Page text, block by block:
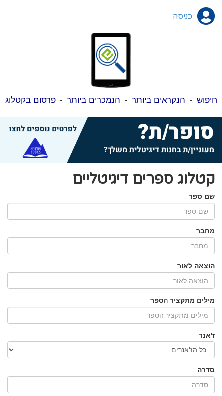
כניסה
חיפוש - הנקראים ביותר - הנמכרים ביותר -פרסום בקטלוג
קטלוג ספרים דיגיטליים
שם ספר
מחבר
הוצאה לאור
מילים מתקציר הספר
ז'אנר
סדרה